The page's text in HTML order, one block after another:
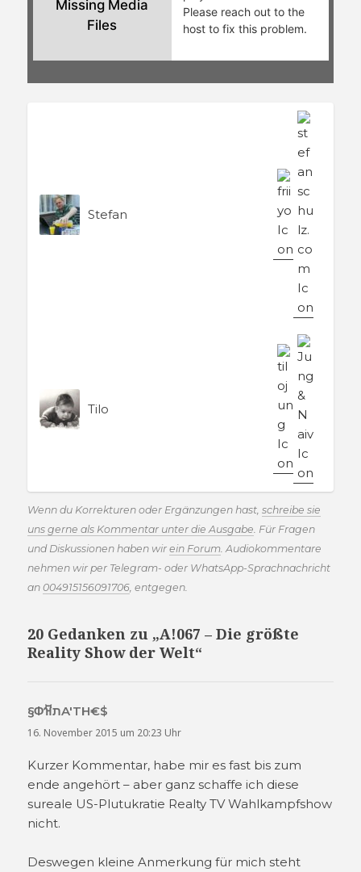
Stefan
Tilo
Wenn du Korrekturen oder Ergänzungen hast,schreibe sie
uns gerne als Kommentar unter die Ausgabe. Für Fragen
und Diskussionen haben wirein Forum. Audiokommentare
nehmen wir per Telegram- oder WhatsApp-Sprachnachricht
an004915156091706, entgegen.
20 Gedanken zu „A!067 – Die größte
Reality Show der Welt“
§ΦꬕתA'TH€$
16. November 2015 um 20:23 Uhr
Kurzer Kommentar, habe mir es fast bis zum
ende angehört – aber ganz schaffe ich diese
sureale US-Plutukratie Realty TV Wahlkampfshow
nicht.
Deswegen kleine Anmerkung für mich steht